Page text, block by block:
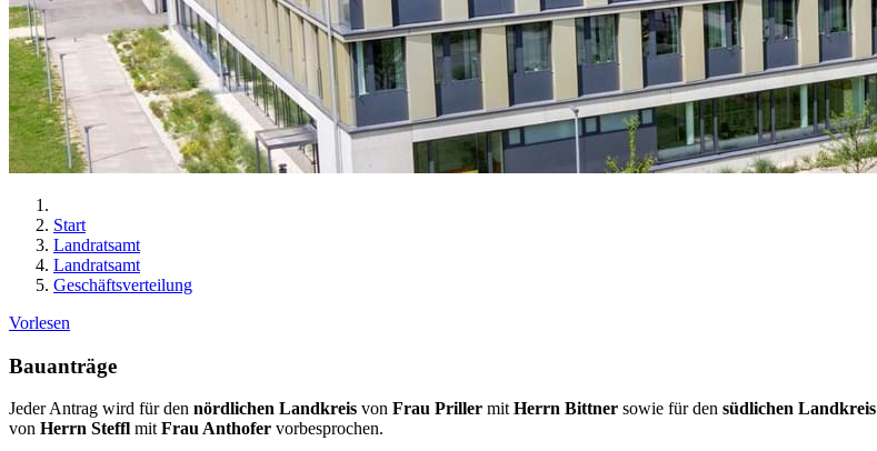
Start
Landratsamt
Landratsamt
Geschäftsverteilung
Vorlesen
Bauanträge
Jeder Antrag wird für den nördlichen Landkreis von Frau Priller mitHerrn Bittner sowie für den südlichen Landkreis
von Herrn Steffl mitFrau Anthofer vorbesprochen.